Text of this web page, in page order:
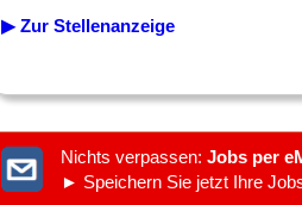
▶ Zur Stellenanzeige
Nichts verpassen: Jobs per
► Speichern Sie jetzt Ihre